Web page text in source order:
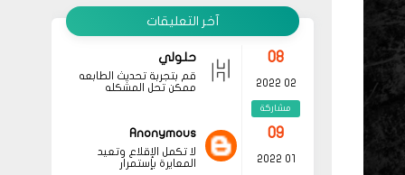
آخر التعليقات
02 2022
قم بتجربة تحديث الطابعه
08
02 2022
مشاركة
حلولي
قم بتجربة تحديث الطابعه
ممكن تحل المشكله
09
01 2022
Anonymous
لا تكمل الإقلاع وتعيد
المعايرة بإستمرار